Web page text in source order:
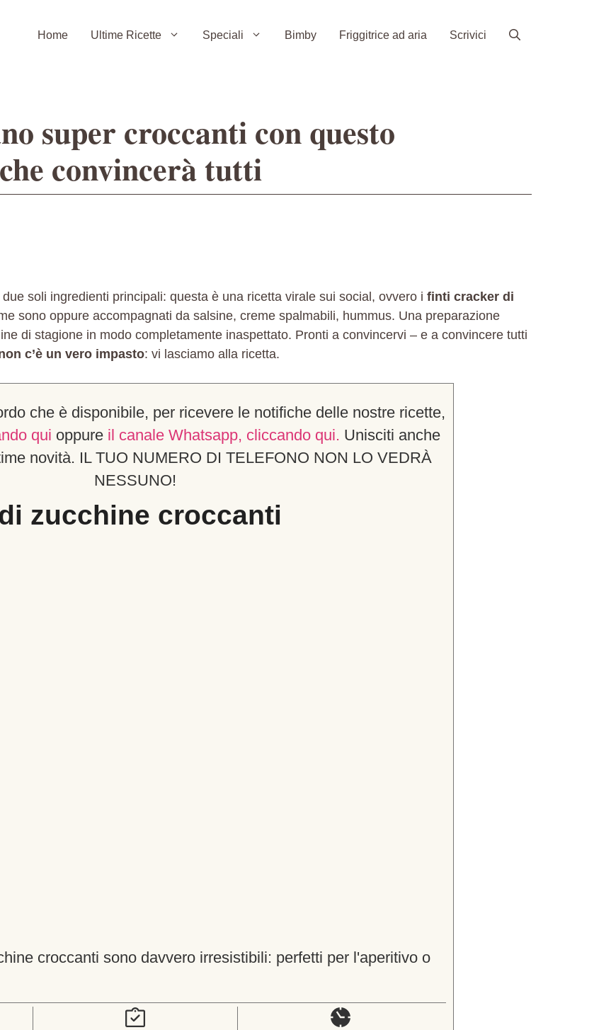
Home Ultime Ricette Speciali Bimby Friggitrice ad aria Scrivici
super croccanti con questo
convincerà tutti
soli ingredienti principali: questa è una ricetta virale sui social, ovvero i finti cracker di
sono oppure accompagnati da salsine, creme spalmabili, hummus. Una preparazione
di stagione in modo completamente inaspettato. Pronti a convincervi – e a convincere tutti
c’è un vero impasto: vi lasciamo alla ricetta.
che è disponibile, per ricevere le notifiche delle nostre ricette,
qui oppure il canale Whatsapp, cliccando qui. Unisciti anche
novità. IL TUO NUMERO DI TELEFONO NON LO VEDRÀ
NESSUNO!
zucchine croccanti
croccanti sono davvero irresistibili: perfetti per l'aperitivo o